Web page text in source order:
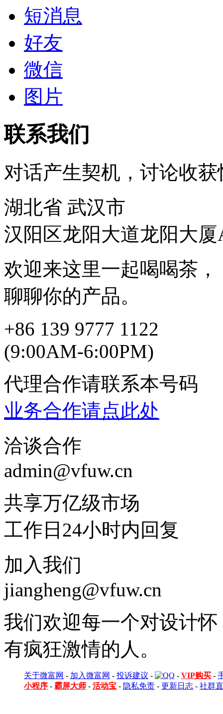
短消息
好友
微信
图片
联系我们
对话产生契机，讨论收
湖北省 武汉市
汉阳区龙阳大道龙阳大厦
欢迎来这里一起喝喝茶，
聊聊你的产品。
+86 139 9777 1122
(9:00AM-6:00PM)
代理合作请联系本号码
业务合作请点此处
洽谈合作
admin@vfuw.cn
共享万亿级市场
工作日24小时内回复
加入我们
jiangheng@vfuw.cn
我们欢迎每一个对设计怀
有疯狂激情的人。
关于微富网 - 加入微富网 - 投诉建议 - - VIP购买 -
小程序 - 霸屏大师 - 活动宝 - 隐私免责 - 更新日志 - 社群